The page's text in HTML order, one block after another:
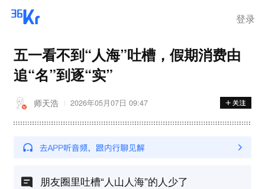
登录
五一看不到“人海”吐槽，假期消费由
追“名”到逐“实”
师天浩 2026年05月07日 09:47
朋友圈里吐槽“人山人海”的人少了